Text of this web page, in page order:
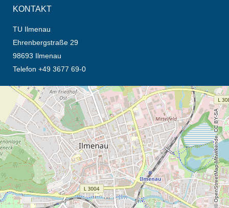
KONTAKT
TU Ilmenau
Ehrenbergstraße 29
98693 Ilmenau
Telefon +49 3677 69-0
Öffnet die Anfahrtsbeschreibung in neuem Tab (Karte)
© OpenStreetMap-Mitwirkende, CC BY-SA